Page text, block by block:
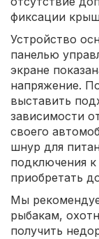
фиксации
Устройство
панелью
экране
напряжение.
выставить
зависимости
своего
шнур для
подключения
приобретать
Мы
рыбакам,
получить